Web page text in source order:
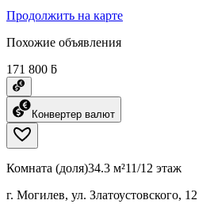
Продолжить на карте
Похожие объявления
171 800 ƃ
Конвертер валют
Комната (доля)34.3 м²11/12 этаж
г. Могилев, ул. Златоустовского, 12